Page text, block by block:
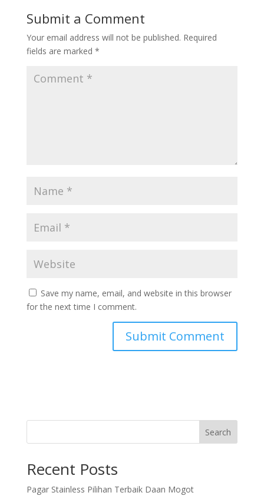
Submit a Comment
Your email address will not be published. Required
fields are marked *
Save my name, email, and website in this browser
for the next time I comment.
Search
Recent Posts
Pagar Stainless Pilihan Terbaik Daan Mogot